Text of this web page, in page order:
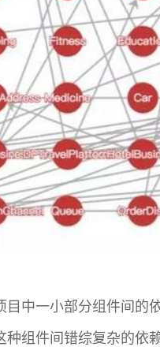
目中一小部分组件间
组件间错综复杂的依